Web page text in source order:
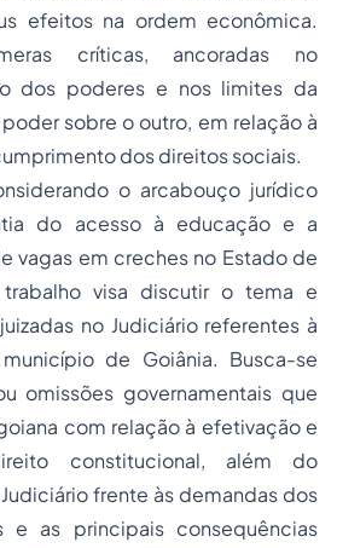
efeitos na ordem econômica.
críticas, ancoradas no
dos poderes e nos limites da
sobre o outro, em relação à
dos direitos sociais.
o arcabouço jurídico
do acesso à educação e a
vagas em creches no Estado de
visa discutir o tema e
no Judiciário referentes à
de Goiânia. Busca-se
omissões governamentais que
com relação à efetivação e
constitucional, além do
frente às demandas dos
e as principais consequências